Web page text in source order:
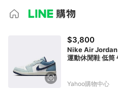
$3,800
Nike Air
運動休閒鞋 低筒
Yahoo購物中心